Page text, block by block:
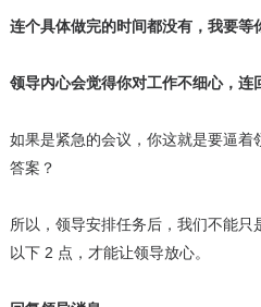
连个具体做完的时间都没有，我要等
领导内心会觉得你对工作不细心，连
如果是紧急的会议，你这就是要逼
答案？
所以，领导安排任务后，我们不能只
以下 2 点，才能让领导放心。